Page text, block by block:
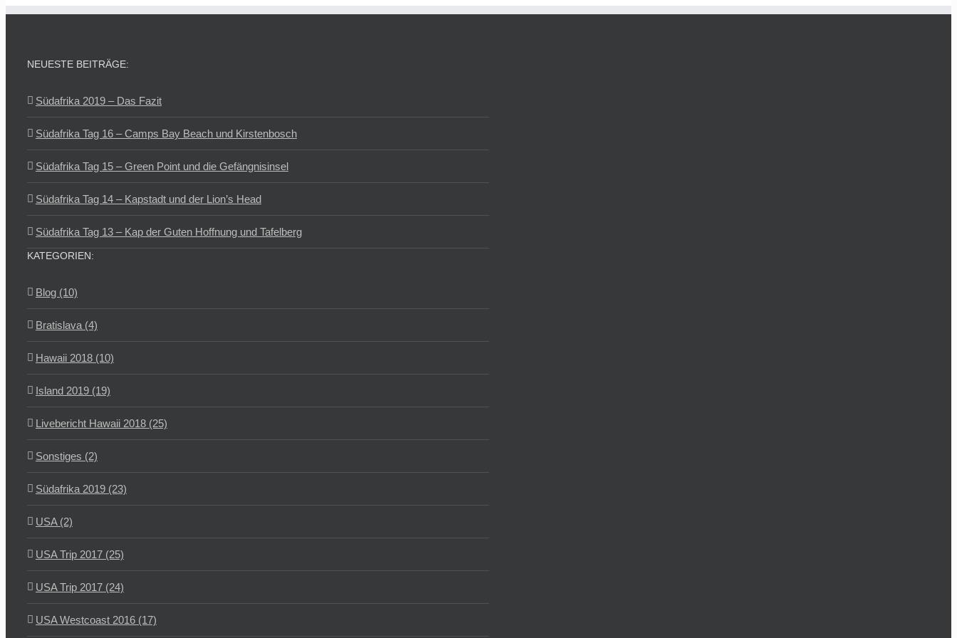
NEUESTE BEITRÄGE:
Südafrika 2019 – Das Fazit
Südafrika Tag 16 – Camps Bay Beach und Kirstenbosch
Südafrika Tag 15 – Green Point und die Gefängnisinsel
Südafrika Tag 14 – Kapstadt und der Lion’s Head
Südafrika Tag 13 – Kap der Guten Hoffnung und Tafelberg
KATEGORIEN:
Blog (10)
Bratislava (4)
Hawaii 2018 (10)
Island 2019 (19)
Livebericht Hawaii 2018 (25)
Sonstiges (2)
Südafrika 2019 (23)
USA (2)
USA Trip 2017 (25)
USA Trip 2017 (24)
USA Westcoast 2016 (17)